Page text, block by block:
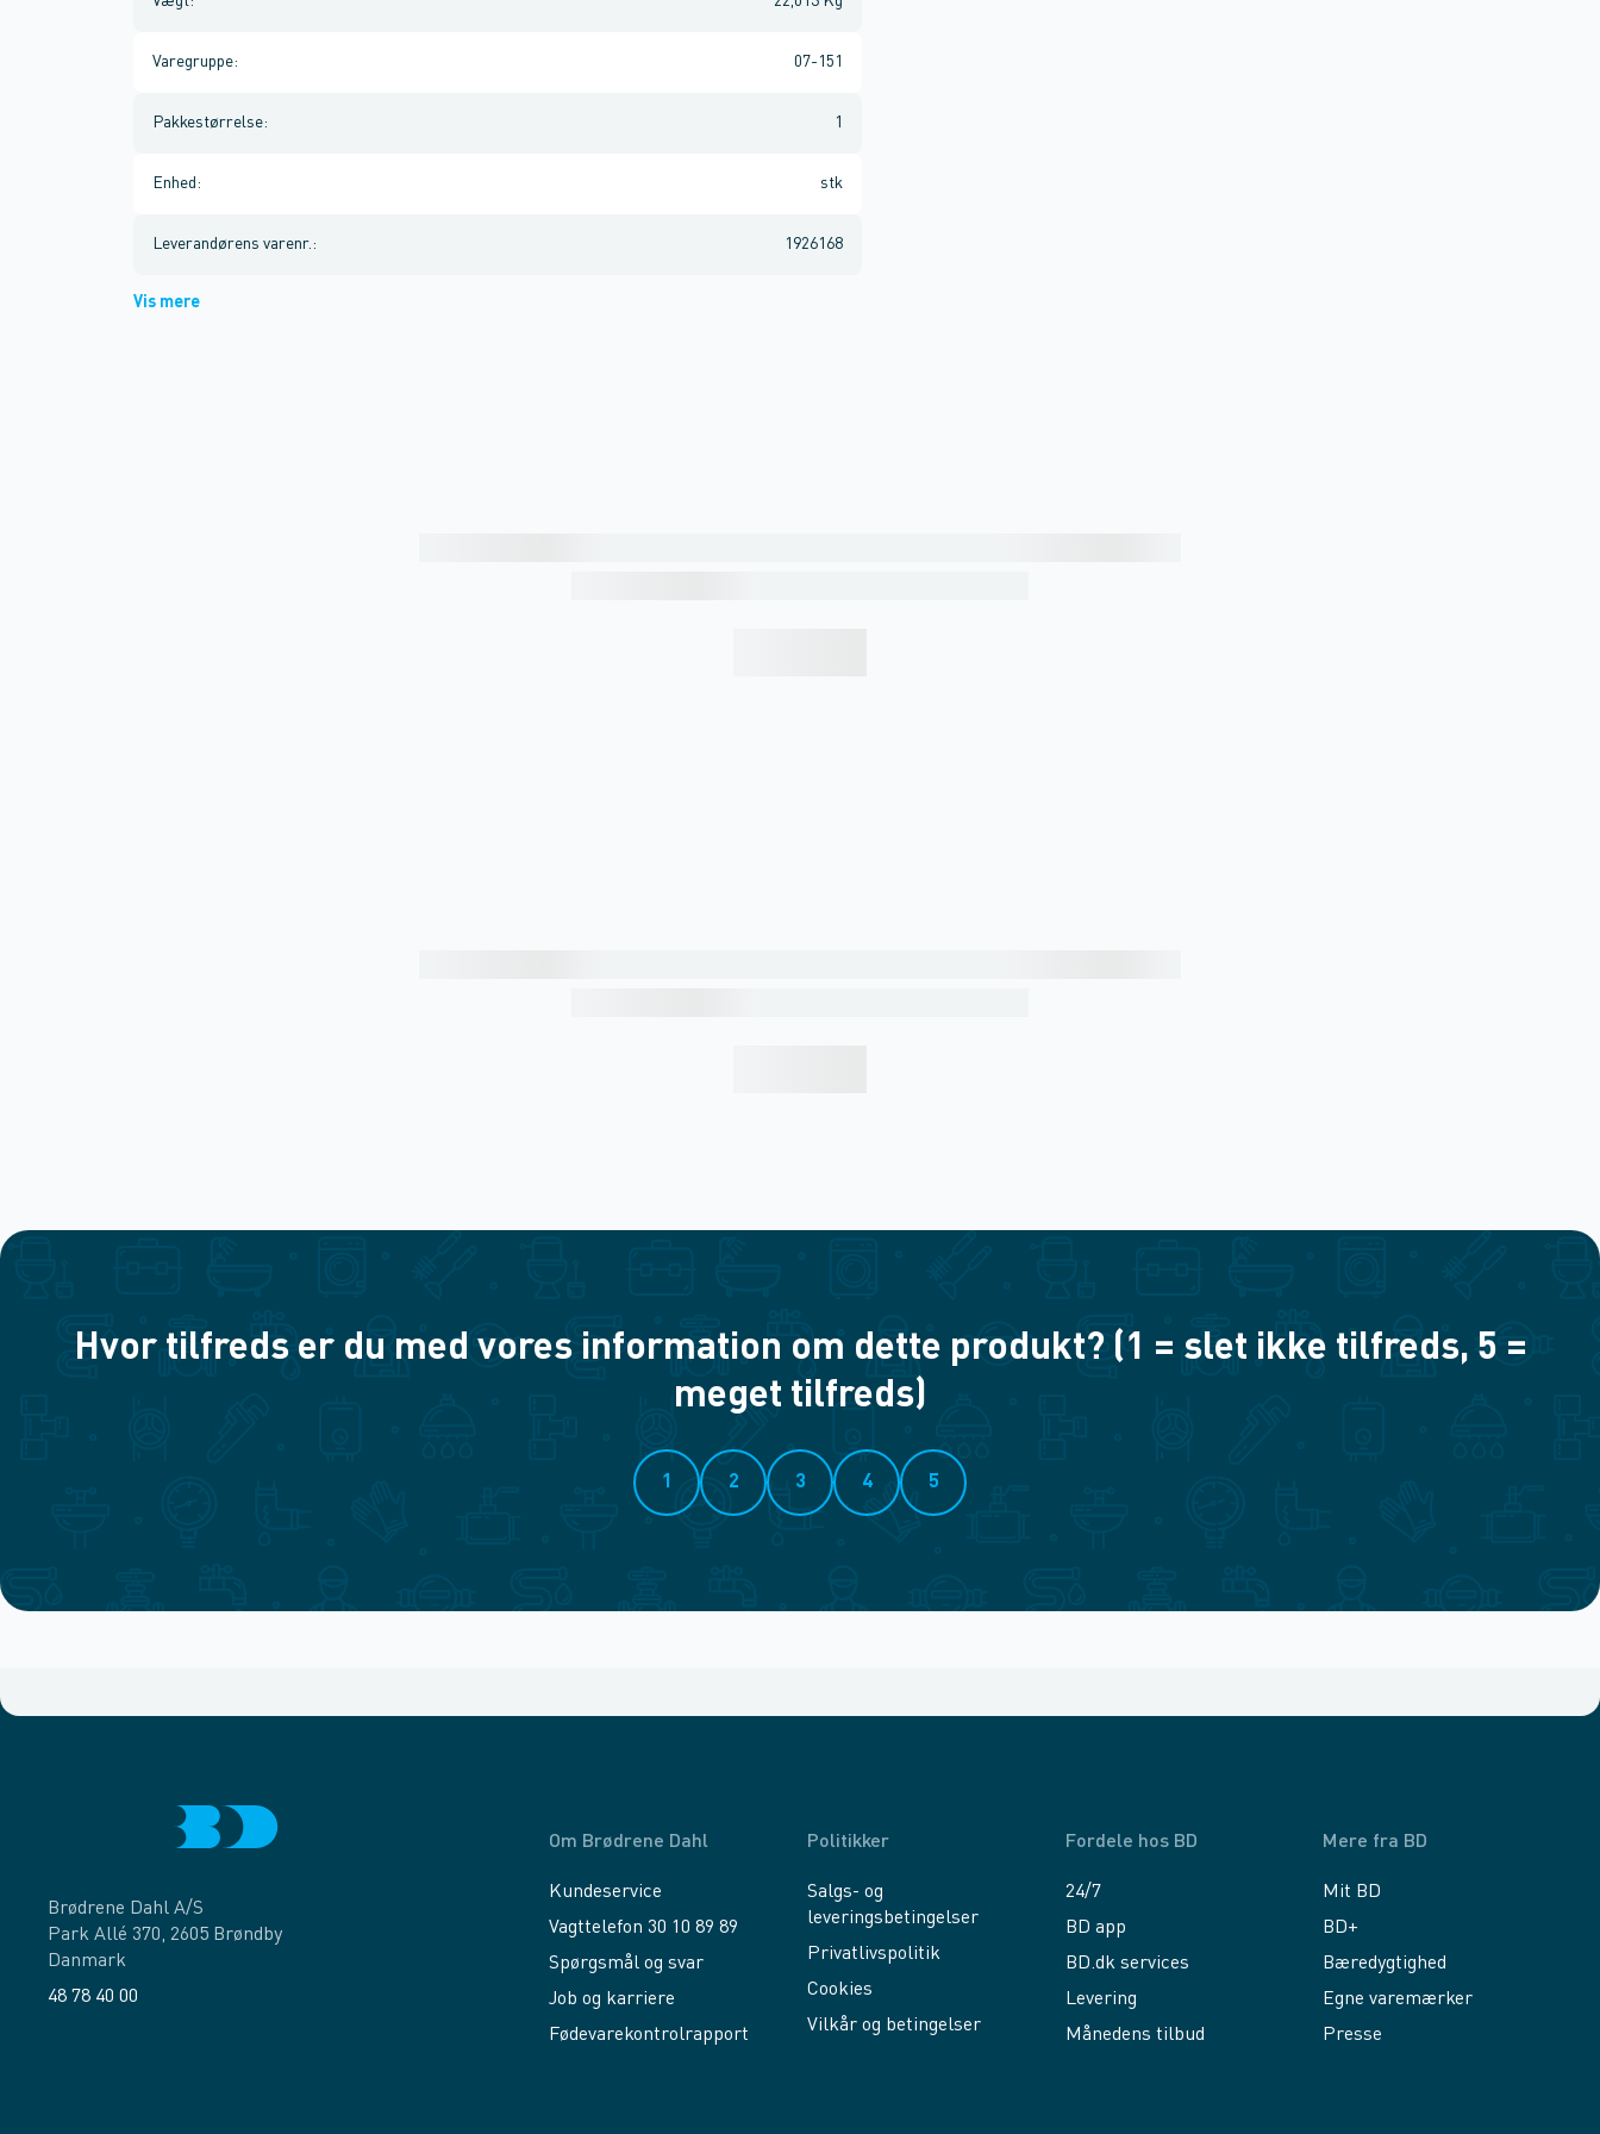
Varegruppe: 07-151
Pakkestørrelse: 1
Enhed : stk
Leverandørens varenr. : 1926168
Vis mere
Hvor tilfreds er du med vores information om dette produkt? (1 = slet ikke tilfreds, 5 =
meget tilfreds)
1 2 3 4 5
Brødrene Dahl A/S
Park Allé 370, 2605 Brøndby
Danmark
48 78 40 00
Om Brødrene Dahl
Kundeservice
Vagttelefon 30 10 89 89
Spørgsmål og svar
Job og karriere
Fødevarekontrolrapport
Politikker
Salgs- og
leveringsbetingelser
Privatlivspolitik
Cookies
Vilkår og betingelser
Fordele hos BD
24/7
BD app
BD.dk services
Levering
Månedens tilbud
Mere fra BD
Mit BD
BD+
Bæredygtighed
Egne varemærker
Presse